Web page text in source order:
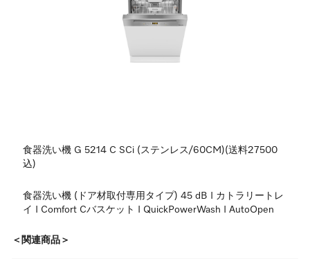
食器洗い機 G 5214 C SCi (ステンレス/60CM)(送料27500
込)
食器洗い機 (ドア材取付専用タイプ) 45 dB I カトラリートレ
イ I Comfort Cバスケット I QuickPowerWash I AutoOpen
＜関連商品＞